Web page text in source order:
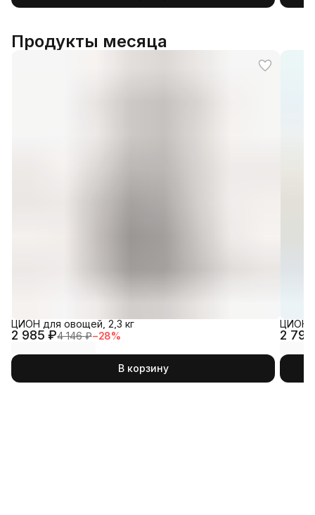
Продукты месяца
2 985 ₽4 146 ₽−28%
ЦИОН для овощей, 2,3 кг
В корзину
2
ЦИОН